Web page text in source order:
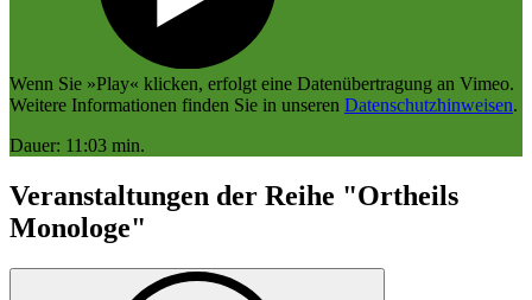
Wenn Sie »Play« klicken, erfolgt eine Datenübertragung an Vimeo.
Weitere Informationen finden Sie in unseren Datenschutzhinweisen.
Dauer: 11:03 min.
Veranstaltungen der Reihe "Ortheils
Monologe"